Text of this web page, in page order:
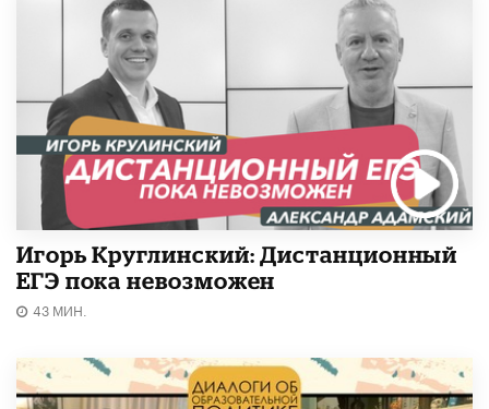
Игорь Круглинский: Дистанционный
ЕГЭ пока невозможен
43 МИН.